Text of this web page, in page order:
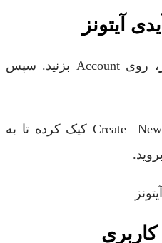
آیتونز
، روی Account بزنید. سپس
2- سپس بر روی Create New Apple ID کیک کرده تا به